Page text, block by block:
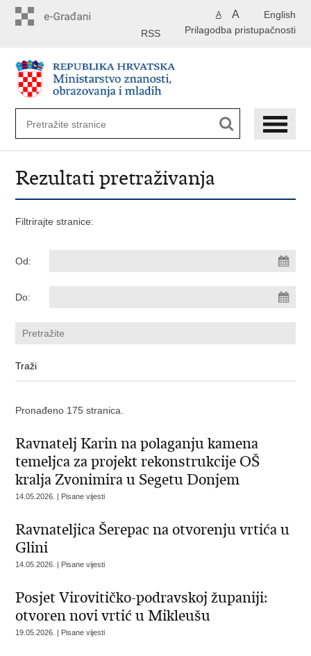
English
A A
Prilagodba pristupačnosti
RSS
Rezultati pretraživanja
Filtrirajte stranice:
Od:
Do:
Pronađeno 175 stranica.
Ravnatelj Karin na polaganju kamena
temeljca za projekt rekonstrukcije OŠ
kralja Zvonimira u Segetu Donjem
14.05.2026. | Pisane vijesti
Ravnateljica Šerepac na otvorenju vrtića u
Glini
14.05.2026. | Pisane vijesti
Posjet Virovitičko-podravskoj županiji:
otvoren novi vrtić u Mikleušu
19.05.2026. | Pisane vijesti